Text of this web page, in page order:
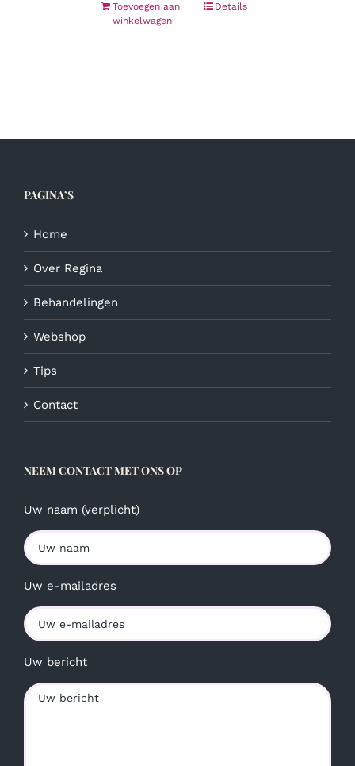
Toevoegen aan
winkelwagen
Details
PAGINA’S
Home
Over Regina
Behandelingen
Webshop
Tips
Contact
NEEM CONTACT MET ONS OP
Uw naam (verplicht)
Uw e-mailadres
Uw bericht